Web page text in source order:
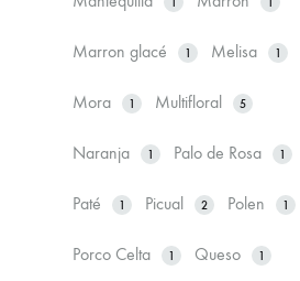
Marron glacé 1 Melisa 1
Mora 1 Multifloral 5
Naranja 1 Palo de Rosa 1
Paté 1 Picual 2 Polen 1
Porco Celta 1 Queso 1